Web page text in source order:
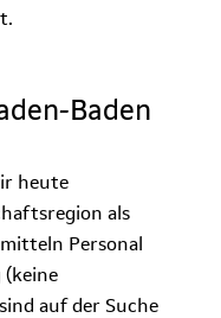
Baden
heute
als
Personal
(keine
auf der Suche